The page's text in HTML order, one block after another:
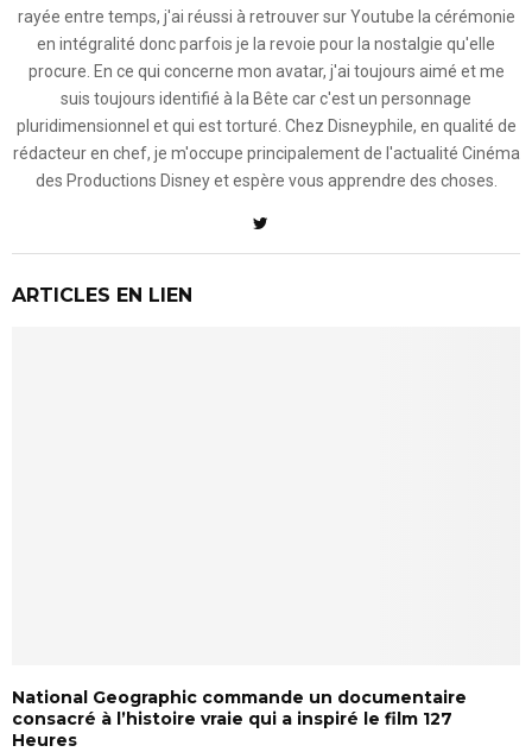
rayée entre temps, j'ai réussi à retrouver sur Youtube la cérémonie
en intégralité donc parfois je la revoie pour la nostalgie qu'elle
procure. En ce qui concerne mon avatar, j'ai toujours aimé et me
suis toujours identifié à la Bête car c'est un personnage
pluridimensionnel et qui est torturé. Chez Disneyphile, en qualité de
rédacteur en chef, je m'occupe principalement de l'actualité Cinéma
des Productions Disney et espère vous apprendre des choses.
ARTICLES EN LIEN
National Geographic commande un documentaire
consacré à l’histoire vraie qui a inspiré le film 127
Heures